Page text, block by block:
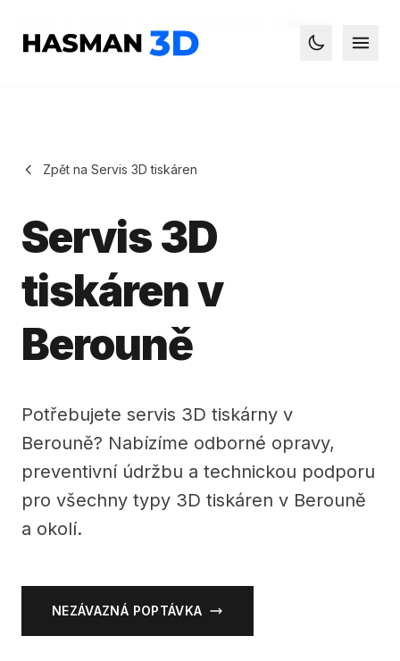
Hasman3D - 3D tisk
Zpět na Servis 3D tiskáren
Servis 3D
tiskáren v
Berouně
Potřebujete servis 3D tiskárny v
Berouně? Nabízíme odborné opravy,
preventivní údržbu a technickou podporu
pro všechny typy 3D tiskáren v Berouně
a okolí.
NEZÁVAZNÁ POPTÁVKA